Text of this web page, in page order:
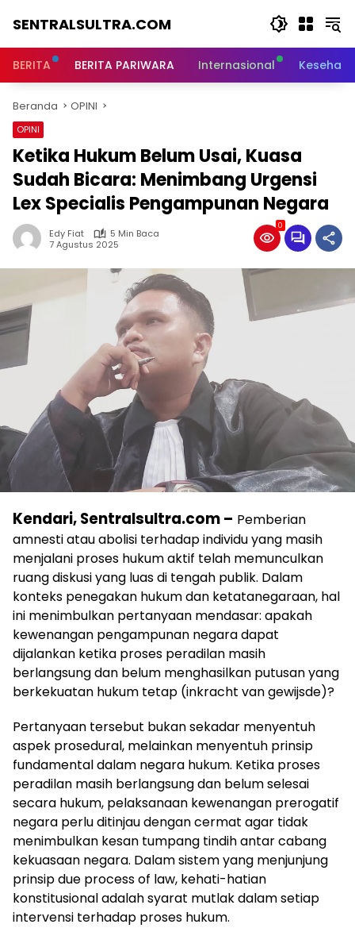
SENTRALSULTRA.COM
BERITA BERITA PARIWARA Internasional
Beranda OPINI
OPINI
Ketika Hukum Belum Usai, Kuasa
Sudah Bicara: Menimbang Urgensi
Lex Specialis Pengampunan Negara
Edy Fiat
5 Min Baca
7 Agustus 2025
0
Kendari, Sentralsultra.com – Pemberian
amnesti atau abolisi terhadap individu yang masih
menjalani proses hukum aktif telah memunculkan
ruang diskusi yang luas di tengah publik. Dalam
konteks penegakan hukum dan ketatanegaraan, hal
ini menimbulkan pertanyaan mendasar: apakah
kewenangan pengampunan negara dapat
dijalankan ketika proses peradilan masih
berlangsung dan belum menghasilkan putusan yang
berkekuatan hukum tetap (inkracht van gewijsde)?
Pertanyaan tersebut bukan sekadar menyentuh
aspek prosedural, melainkan menyentuh prinsip
fundamental dalam negara hukum. Ketika proses
peradilan masih berlangsung dan belum selesai
secara hukum, pelaksanaan kewenangan prerogatif
negara perlu ditinjau dengan cermat agar tidak
menimbulkan kesan tumpang tindih antar cabang
kekuasaan negara. Dalam sistem yang menjunjung
prinsip due process of law, kehati-hatian
konstitusional adalah syarat mutlak dalam setiap
intervensi terhadap proses hukum.